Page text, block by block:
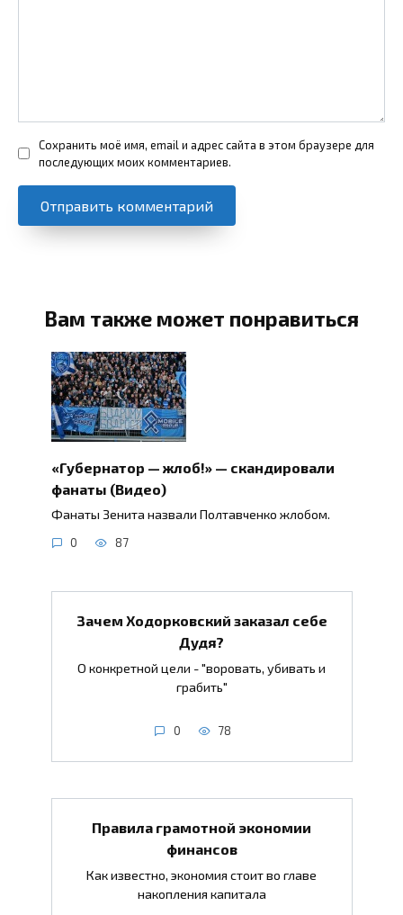
Сохранить моё имя, email и адрес сайта в этом браузере для
последующих моих комментариев.
Вам также может понравиться
«Губернатор — жлоб!» — скандировали
фанаты (Видео)
Фанаты Зенита назвали Полтавченко жлобом.
0 87
Зачем Ходорковский заказал себе
Дудя?
О конкретной цели - "воровать, убивать и
грабить"
0 78
Правила грамотной экономии
финансов
Как известно, экономия стоит во главе
накопления капитала